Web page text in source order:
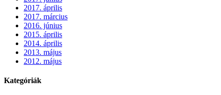
2017. április
2017. március
2016. június
2015. április
2014. április
2013. május
2012. május
Kategóriák